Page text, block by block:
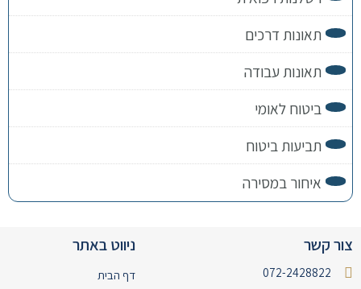
תאונות דרכים
תאונות עבודה
ביטוח לאומי
תביעות ביטוח
איחור במסירה
צור קשר
072-2428822
ניווט באתר
דף הבית